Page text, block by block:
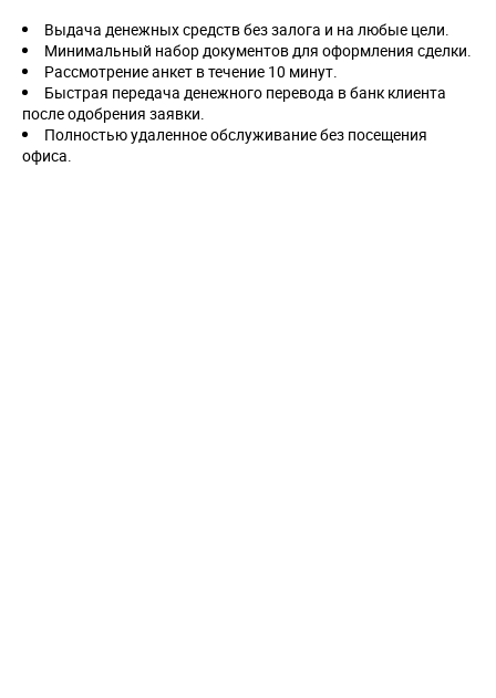
Выдача денежных средств без залога и на любые цели.
Минимальный набор документов для оформления сделки.
Рассмотрение анкет в течение 10 минут.
Быстрая передача денежного перевода в банк клиента
после одобрения заявки.
Полностью удаленное обслуживание без посещения
офиса.